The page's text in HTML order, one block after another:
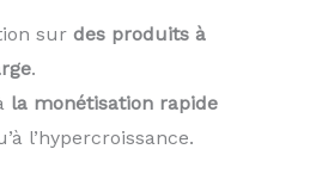
sur des produits à
.
la monétisation rapide
l’hypercroissance.